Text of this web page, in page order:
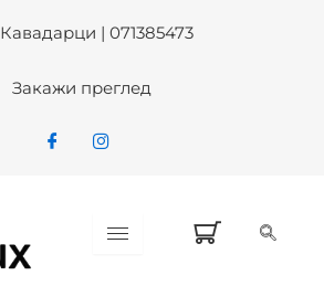
| 071385473
Закажи преглед